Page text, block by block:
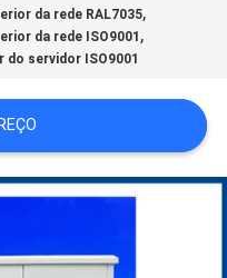
da rede RAL7035,
da rede ISO9001 ,
servidor ISO9001